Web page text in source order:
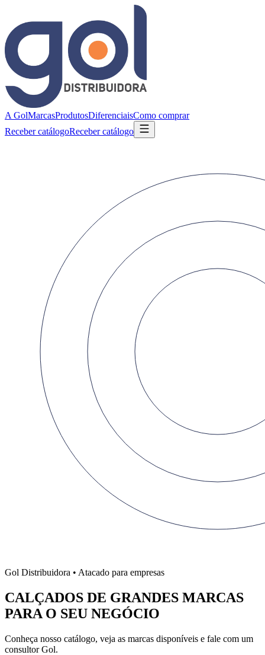
A GolMarcasProdutosDiferenciaisComo comprar
Receber catálogoReceber catálogo
Gol Distribuidora • Atacado para empresas
CALÇADOS DE GRANDES MARCAS
PARA O SEU NEGÓCIO
Conheça nosso catálogo, veja as marcas disponíveis e fale com um
consultor Gol.